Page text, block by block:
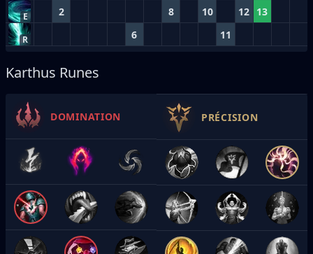
E 2 8 10 12 13
R 6 11
Karthus Runes
DOMINATION PRÉCISION